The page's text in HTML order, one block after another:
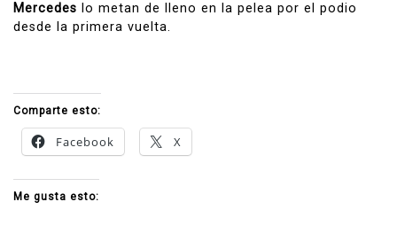
Mercedes lo metan de lleno en la pelea por el podio
desde la primera vuelta.
Comparte esto:
Facebook X
Me gusta esto: